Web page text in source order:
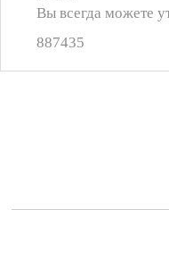
Вы всегда можете
887435